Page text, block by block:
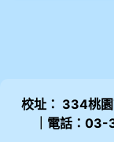
校址： 334桃
｜電話：